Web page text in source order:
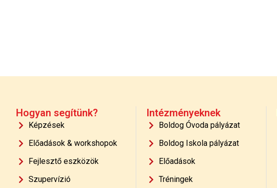
Hogyan segítünk?
Képzések
Előadások & workshopok
Fejlesztő eszközök
Szupervízió
Intézményeknek
Boldog Óvoda pályázat
Boldog Iskola pályázat
Előadások
Tréningek